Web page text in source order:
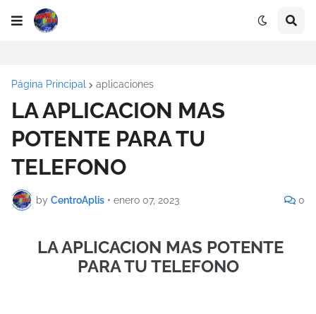
Página Principal aplicaciones
LA APLICACION MAS
POTENTE PARA TU
TELEFONO
by CentroAplis • enero 07, 2023 0
LA APLICACION MAS POTENTE
PARA TU TELEFONO